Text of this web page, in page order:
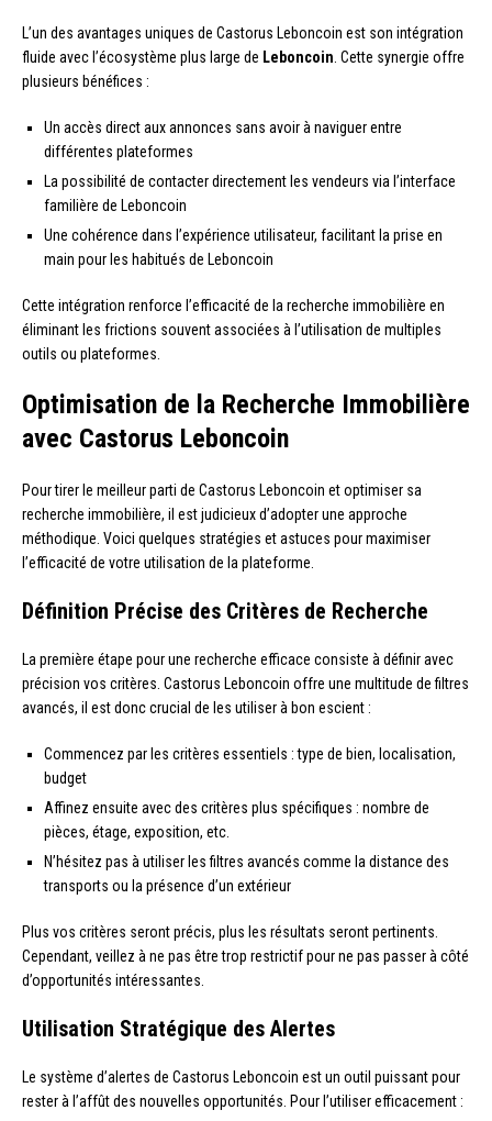
L’un des avantages uniques de Castorus Leboncoin est son intégration
fluide avec l’écosystème plus large de Leboncoin . Cette synergie offre
plusieurs bénéfices :
Un accès direct aux annonces sans avoir à naviguer entre
différentes plateformes
La possibilité de contacter directement les vendeurs via l’interface
familière de Leboncoin
Une cohérence dans l’expérience utilisateur, facilitant la prise en
main pour les habitués de Leboncoin
Cette intégration renforce l’efficacité de la recherche immobilière en
éliminant les frictions souvent associées à l’utilisation de multiples
outils ou plateformes.
Optimisation de la Recherche Immobilière
avec Castorus Leboncoin
Pour tirer le meilleur parti de Castorus Leboncoin et optimiser sa
recherche immobilière, il est judicieux d’adopter une approche
méthodique. Voici quelques stratégies et astuces pour maximiser
l’efficacité de votre utilisation de la plateforme.
Définition Précise des Critères de Recherche
La première étape pour une recherche efficace consiste à définir avec
précision vos critères. Castorus Leboncoin offre une multitude de filtres
avancés, il est donc crucial de les utiliser à bon escient :
Commencez par les critères essentiels : type de bien, localisation,
budget
Affinez ensuite avec des critères plus spécifiques : nombre de
pièces, étage, exposition, etc.
N’hésitez pas à utiliser les filtres avancés comme la distance des
transports ou la présence d’un extérieur
Plus vos critères seront précis, plus les résultats seront pertinents.
Cependant, veillez à ne pas être trop restrictif pour ne pas passer à côté
d’opportunités intéressantes.
Utilisation Stratégique des Alertes
Le système d’alertes de Castorus Leboncoin est un outil puissant pour
rester à l’affût des nouvelles opportunités. Pour l’utiliser efficacement :